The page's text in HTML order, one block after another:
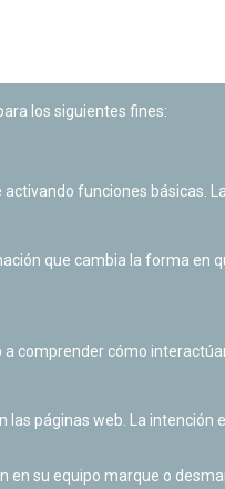
los siguientes fines:
funciones básicas.
que cambia la forma en
comprender cómo
páginas web. La
en su equipo marque o